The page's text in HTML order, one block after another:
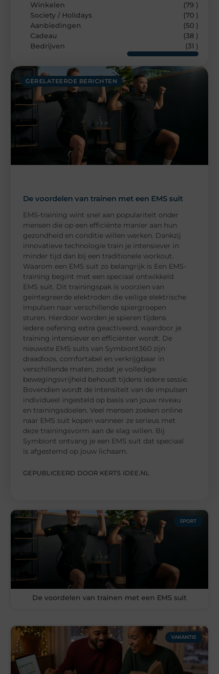
GERELATEERDE BERICHTEN
De voordelen van trainen met een EMS suit
EMS-training wint snel aan populariteit onder
mensen die op een efficiënte manier aan hun
gezondheid en conditie willen werken. Dankzij
innovatieve technologie train je intensiever in
minder tijd dan bij een traditionele workout.
Waarom een EMS suit zo belangrijk is Een EMS-
training begint met een speciaal ontwikkeld
EMS suit. Dit trainingspak is voorzien van
geïntegreerde elektroden die veilige elektrische
impulsen naar verschillende spiergroepen
sturen. Hierdoor worden je spieren tijdens
iedere oefening extra geactiveerd, waardoor je
training intensiever en efficiënter wordt. De
nieuwste EMS suits van Symbiont360 zijn
draadloos, comfortabel en verkrijgbaar in
verschillende maten, zodat je volledige
bewegingsvrijheid behoudt tijdens iedere sessie.
Bovendien wordt de intensiteit van de impulsen
individueel ingesteld op basis van jouw niveau
en trainingsdoelen. Veel mensen zoeken online
naar EMS suit kopen wanneer ze serieus met
deze trainingsvorm aan de slag willen. Bij
Symbiont ontvang je een EMS suit dat speciaal
is afgestemd op jouw lichaam.
GEPUBLICEERD DOOR KERTS IDEE.NL
Winkelen
(79 )
Society / Holidays
(70 )
Aanbiedingen
(50 )
Cadeau
(38 )
Bedrijven
(31 )
SPORT
De voordelen van trainen met een EMS suit
VAKANTIE